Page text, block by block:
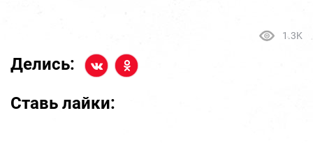
1.3K
Делись:
Ставь лайки: